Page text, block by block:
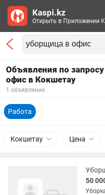
Объявления по
офис в Кокшетау
1 объявление
Работа
Кокшетау Цена
50
Kaspi.kz
Открыть в Приложении